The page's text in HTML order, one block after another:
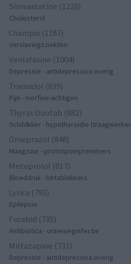
Simvastatine (1228)
Cholesterol
Champix (1187)
Verslavingsziekten
Venlafaxine (1004)
Depressie - antidepressiva overig
Tramadol (939)
Pijn - morfine-achtigen
Thyrax Duotab (882)
Schildklier - hypothyroidie
Omeprazol (848)
Maagzuur - protonpompremmers
Metoprolol (817)
Bloeddruk - betablokkers
Lyrica (795)
Epilepsie
Furabid (735)
Antibiotica - urineweginfectie
Mirtazapine (731)
Depressie - antidepressiva overig